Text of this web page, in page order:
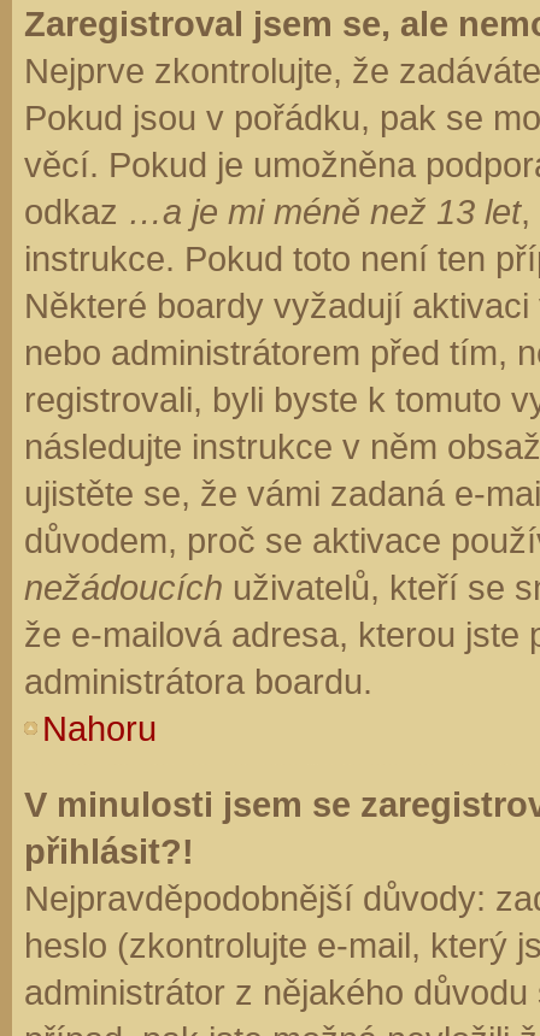
Zaregistroval jsem se, ale
Nejprve zkontrolujte, že
Pokud jsou v pořádku, pak se
věcí. Pokud je umožněna
odkaz …a je mi méně než 13 let,
instrukce. Pokud toto není ten
Některé boardy vyžadují
nebo administrátorem před tím,
registrovali, byli byste k tomuto
následujte instrukce v něm
ujistěte se, že vámi zadaná e-
důvodem, proč se aktivace
nežádoucích uživatelů, kteří se
že e-mailová adresa, kterou jste
administrátora boardu.
Nahoru
V minulosti jsem se
přihlásit?!
Nejpravděpodobnější důvody:
heslo (zkontrolujte e-mail, který
administrátor z nějakého